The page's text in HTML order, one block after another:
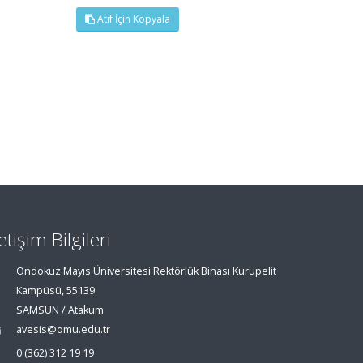
Atıf İçin Kopyala
Bilgileri
Ondokuz Mayıs Üniversitesi Rektörlük Binası Kurupelit
Kampüsü, 55139
SAMSUN / Atakum
avesis@omu.edu.tr
0 (362) 312 19 19